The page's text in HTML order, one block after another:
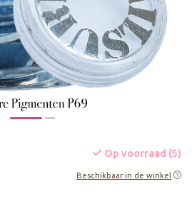
Op voorraad (5)
Beschikbaar in de winkel